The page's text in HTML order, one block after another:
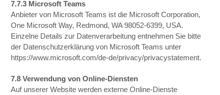
7.7.3 Microsoft Teams
Anbieter von Microsoft Teams ist die Microsoft Corporation,
One Microsoft Way, Redmond, WA 98052-6399, USA.
Einzelne Details zur Datenverarbeitung entnehmen Sie bitte
der Datenschutzerklärung von Microsoft Teams unter
https://www.microsoft.com/de-de/privacy/privacystatement.
7.8 Verwendung von Online-Diensten
Auf unserer Website werden externe Online-Dienste